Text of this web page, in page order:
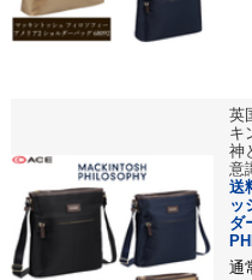
英
キ
神
意
送
ッ
ダ
通